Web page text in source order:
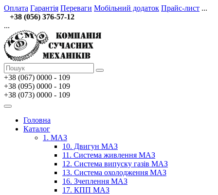
Оплата Гарантія Переваги Мобільний додаток Прайс-лист ...
+38 (056) 376-57-12
...
+38 (067) 0000 - 109
+38 (095) 0000 - 109
+38 (073) 0000 - 109
Головна
Каталог
1. МАЗ
10. Двигун МАЗ
11. Система живлення МАЗ
12. Система випуску газів МАЗ
13. Система охолодження МАЗ
16. Зчеплення МАЗ
17. КПП МАЗ